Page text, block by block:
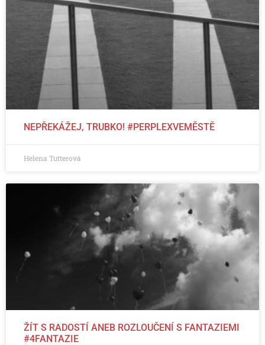
NEPŘEKÁŽEJ, TRUBKO! #PERPLEXVEMĚSTĚ
Helena Tutterová
ŽÍT S RADOSTÍ ANEB ROZLOUČENÍ S FANTAZIEMI
#4FANTAZIE